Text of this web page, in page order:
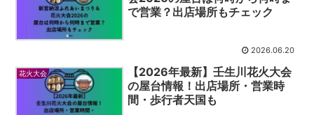
で営業？出店場所もチェック
2026.06.20
花火大会
【2026年最新】壬生川花火大会
の屋台情報！出店場所・営業時
間・歩行者天国も